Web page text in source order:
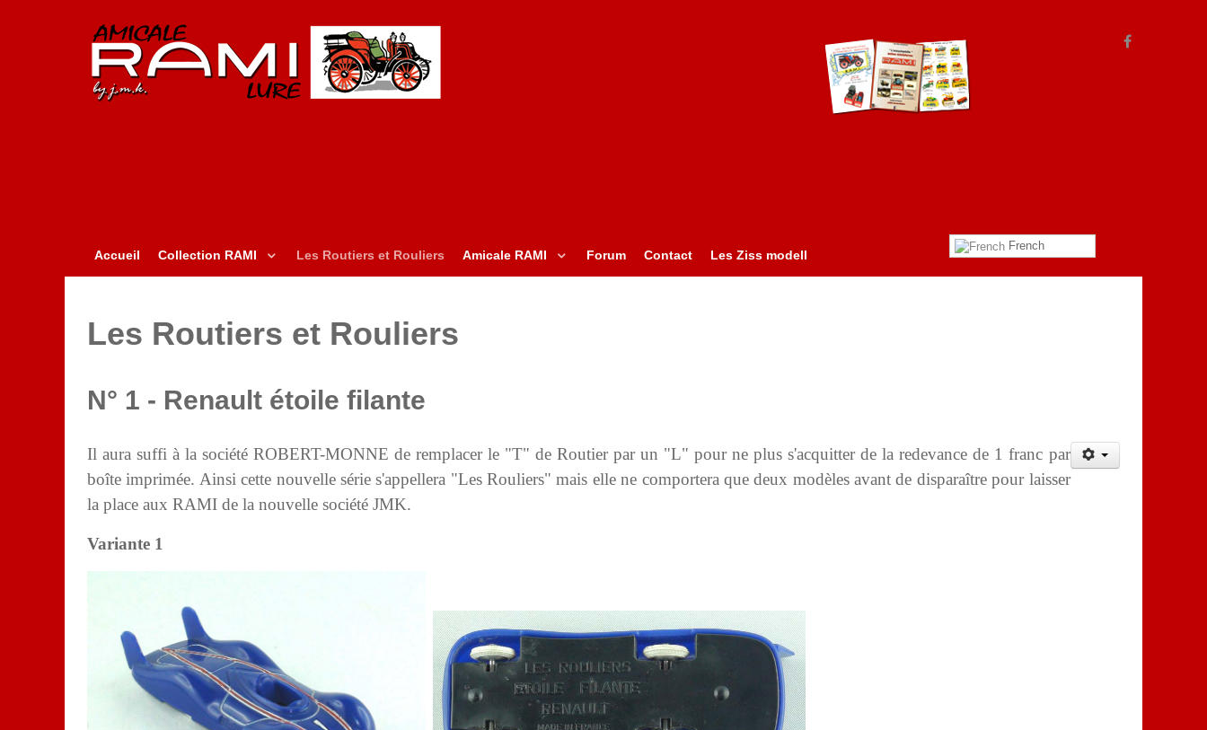
Accueil Collection RAMI Les Routiers et Rouliers Amicale RAMI Forum Contact Les Ziss modell
French
Les Routiers et Rouliers
N° 1 - Renault étoile filante
Il aura suffi à la société ROBERT-MONNE de remplacer le "T" de Routier par un "L" pour ne plus s'acquitter de la redevance de 1 franc par
boîte imprimée. Ainsi cette nouvelle série s'appellera "Les Rouliers" mais elle ne comportera que deux modèles avant de disparaître pour laisser
la place aux RAMI de la nouvelle société JMK.
Variante 1